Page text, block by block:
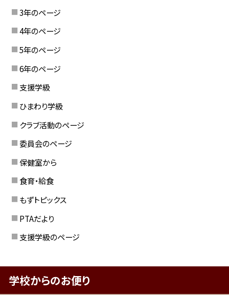
3年のページ
4年のページ
5年のページ
6年のページ
支援学級
ひまわり学級
クラブ活動のページ
委員会のページ
保健室から
食育・給食
もずトピックス
PTAだより
支援学級のページ
学校からのお便り